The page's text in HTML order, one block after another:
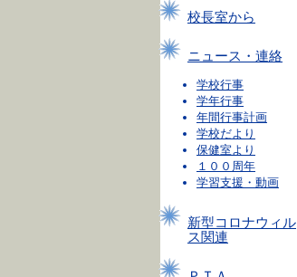
校長室から
ニュース・連絡
学校行事
学年行事
年間行事計画
学校だより
保健室より
１００周年
学習支援・動画
新型コロナウィル
ス関連